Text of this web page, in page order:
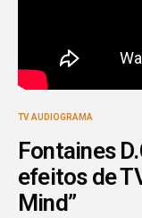
TV AUDIOGRAMA
Fontaines
efeitos de
Mind”